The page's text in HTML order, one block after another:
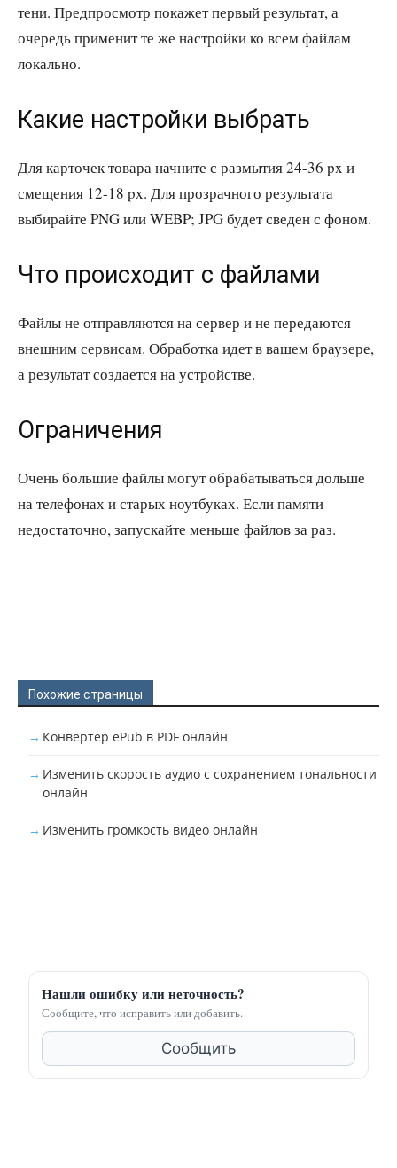
тени. Предпросмотр покажет первый результат, а
очередь применит те же настройки ко всем файлам
локально.
Какие настройки выбрать
Для карточек товара начните с размытия 24-36 px и
смещения 12-18 px. Для прозрачного результата
выбирайте PNG или WEBP; JPG будет сведен с фоном.
Что происходит с файлами
Файлы не отправляются на сервер и не передаются
внешним сервисам. Обработка идет в вашем браузере,
а результат создается на устройстве.
Ограничения
Очень большие файлы могут обрабатываться дольше
на телефонах и старых ноутбуках. Если памяти
недостаточно, запускайте меньше файлов за раз.
Похожие страницы
Конвертер ePub в PDF онлайн
Изменить скорость аудио с сохранением тональности
онлайн
Изменить громкость видео онлайн
Нашли ошибку или неточность?
Сообщите, что исправить или добавить.
Сообщить